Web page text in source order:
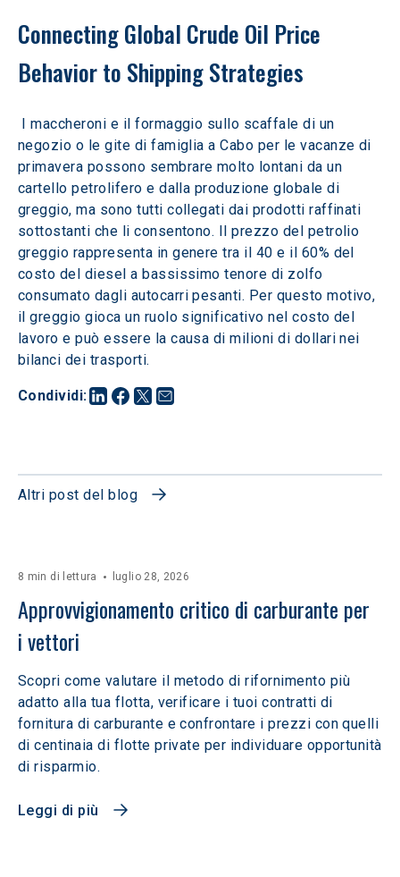
Condividi:
Connecting Global Crude Oil Price
Behavior to Shipping Strategies
negozio o le gite di famiglia a Cabo per le vacanze di
primavera possono sembrare molto lontani da un
cartello petrolifero e dalla produzione globale di
greggio, ma sono tutti collegati dai prodotti raffinati
sottostanti che li consentono. Il prezzo del petrolio
greggio rappresenta in genere tra il 40 e il 60% del
costo del diesel a bassissimo tenore di zolfo
consumato dagli autocarri pesanti. Per questo motivo,
il greggio gioca un ruolo significativo nel costo del
lavoro e può essere la causa di milioni di dollari nei
bilanci dei trasporti.
Altri post del blog
8 min di lettura luglio 28, 2026
Approvvigionamento critico di carburante per
i vettori
Scopri come valutare il metodo di rifornimento più
adatto alla tua flotta, verificare i tuoi contratti di
fornitura di carburante e confrontare i prezzi con quelli
di centinaia di flotte private per individuare opportunità
di risparmio.
Leggi di più